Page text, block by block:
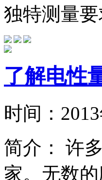
独特测量
了解电性
时间：
简介：
许
家。无数